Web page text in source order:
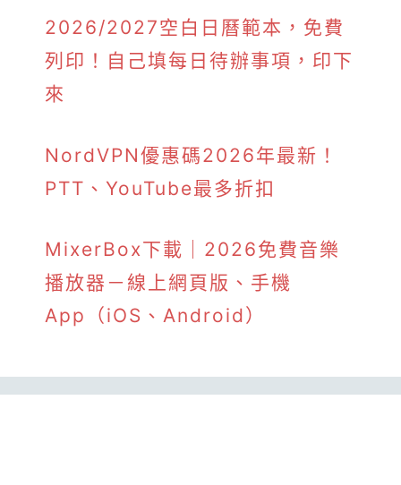
2026/2027空白日曆範本，免費
列印！自己填每日待辦事項，印下
來
NordVPN優惠碼2026年最新！
PTT、YouTube最多折扣
MixerBox下載｜2026免費音樂
播放器－線上網頁版、手機
App（iOS、Android）